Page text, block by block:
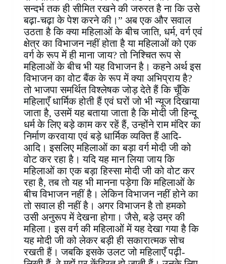
सन्दर्भ तक ही सीमित रखने की जरुरत है ना कि उसे
बढ़ा-चढ़ा के पेश करने की।” अब एक और सवाल
उठता है कि क्या महिलाओं के बीच जाति, धर्म, वर्ग एवं
क्षेत्र का विभाजन नहीं होता है या महिलाओं को एक
वर्ग के रूप में ही माना जाय? तो निश्चित रूप से
महिलाओं के बीच भी यह विभाजन है। कहने अर्थ इस
विभाजन का वोट बैंक के रूप में क्या अभिप्राय है?
तो भाजपा समर्थित विश्लेषक जोड़ देते हैं कि चूँकि
महिलाएँ धार्मिक होती हैं एवं घरों जो भी न्यूज दिखाया
जाता है, उसमें यह बताया जाता है कि मोदी जी हिन्दू
धर्म के लिए बड़े काम कर रहें हैं, उन्होंने राम मंदिर का
निर्माण करवाया एवं बड़े धार्मिक व्यक्ति हैं आदि-
आदि। इसलिए महिलाओं का बड़ा वर्ग मोदी जी को
वोट कर रहा है। यदि यह मान लिया जाय कि
महिलाओं का एक बड़ा हिस्सा मोदी जी को वोट कर
रहा है, तब तो यह भी मानना पड़ेगा कि महिलाओं के
बीच विभाजन नहीं है। लेकिन विभाजन नहीं होने का
तो सवाल ही नहीं है। अगर विभाजन है तो हमको
उसी अनुरूप में देखना होगा। जैसे, बड़े उम्र की
महिला। इस वर्ग की महिलाओं में यह देखा गया है कि
यह मोदी जी को लेकर बड़ी ही सकारात्मक सोच
रखती हैं। जबकि इसके उलट जो महिलाएँ पढ़ी-